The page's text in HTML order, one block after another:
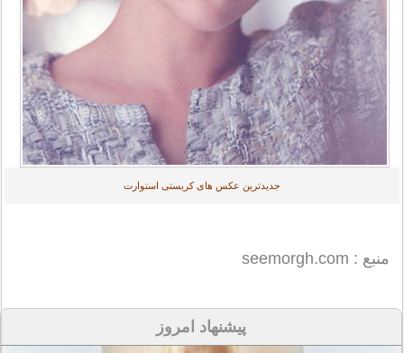
جدیدترین عکس های کریستی استوارت
منبع : seemorgh.com
پیشنهاد امروز